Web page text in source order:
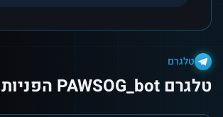
טלגרם
טלגרם PAWSOG_bot הפניות